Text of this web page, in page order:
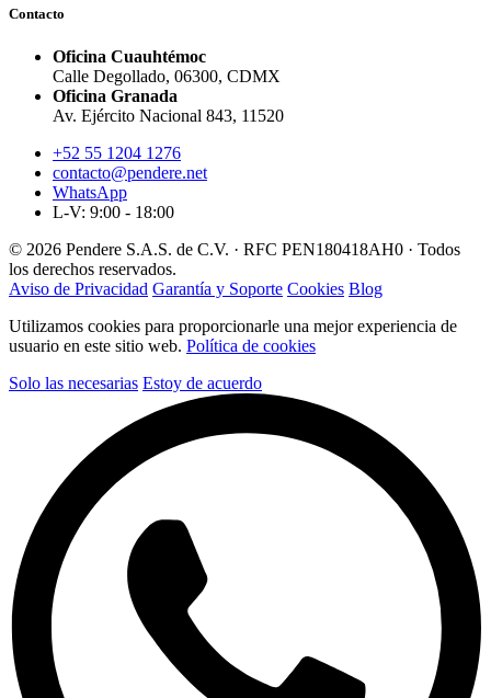
Contacto
Oficina Cuauhtémoc
Calle Degollado, 06300, CDMX
Oficina Granada
Av. Ejército Nacional 843, 11520
+52 55 1204 1276
contacto@pendere.net
WhatsApp
L-V: 9:00 - 18:00
© 2026 Pendere S.A.S. de C.V. · RFC PEN180418AH0 · Todos
los derechos reservados.
Aviso de Privacidad Garantía y Soporte Cookies Blog
Utilizamos cookies para proporcionarle una mejor experiencia de
usuario en este sitio web. Política de cookies
Solo las necesarias Estoy de acuerdo